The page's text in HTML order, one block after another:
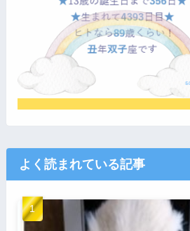
よく読まれている記事